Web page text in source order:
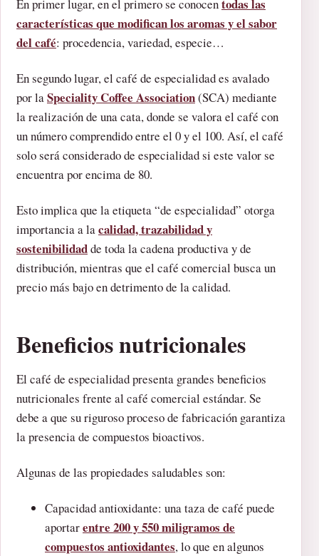
En primer lugar, en el primero se conocentodas las
características que modifican los aromas y el sabor
del café: procedencia, variedad, especie…
En segundo lugar, el café de especialidad es avalado
por laSpeciality Coffee Association(SCA) mediante
la realización de una cata, donde se valora el café con
un número comprendido entre el 0 y el 100. Así, el café
solo será considerado de especialidad si este valor se
encuentra por encima de 80.
Esto implica que la etiqueta “de especialidad” otorga
importancia a lacalidad, trazabilidad y
sostenibilidadde toda la cadena productiva y de
distribución, mientras que el café comercial busca un
precio más bajo en detrimento de la calidad.
Beneficios nutricionales
El café de especialidad presenta grandes beneficios
nutricionales frente al café comercial estándar. Se
debe a que su riguroso proceso de fabricación garantiza
la presencia de compuestos bioactivos.
Algunas de las propiedades saludables son:
Capacidad antioxidante: una taza de café puede
aportarentre 200 y 550 miligramos de
compuestos antioxidantes, lo que en algunos